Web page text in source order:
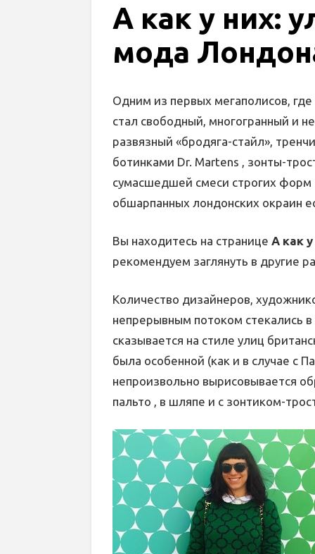
А как у них:
мода
Одним из первых мегаполисов,
стал свободный, многогранный и
развязный «бродяга-стайл»,
ботинками Dr. Martens , зонты-
сумасшедшей смеси строгих
обшарпанных лондонских окраин
Вы находитесь на странице А как
рекомендуем заглянуть в другие
Количество дизайнеров,
непрерывным потоком стекались
сказывается на стиле улиц
была особенной (как и в случае с
непроизвольно вырисовывается
пальто , в шляпе и с зонтиком-